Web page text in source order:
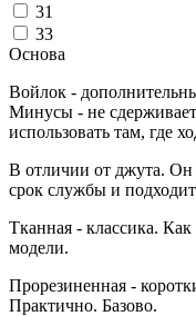
31
33
Основа
Войлок -
Минусы - не
использовать там, где
В отличии от джута. Он
срок службы и подходит
Тканная - классика.
модели.
Прорезиненная -
Практично. Базово.